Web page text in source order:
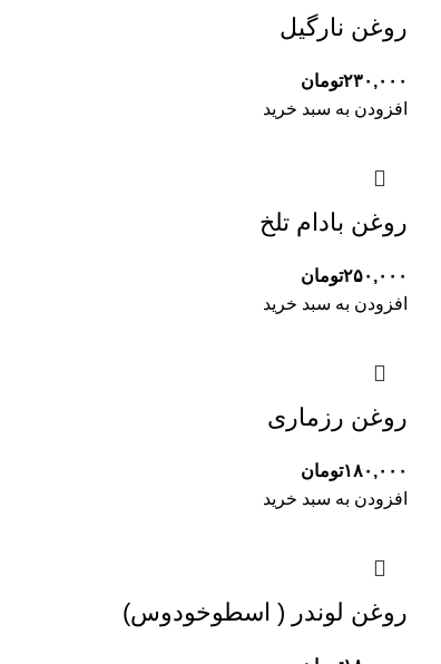
روغن نارگیل
۲۳۰,۰۰۰تومان
افزودن به سبد خرید
روغن بادام تلخ
۲۵۰,۰۰۰تومان
افزودن به سبد خرید
روغن رزماری
۱۸۰,۰۰۰تومان
افزودن به سبد خرید
روغن لوندر ( اسطوخودوس)